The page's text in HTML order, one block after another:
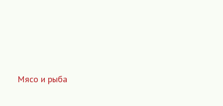
Мясо и рыба